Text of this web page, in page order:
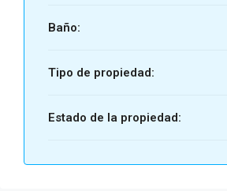
Baño:
Tipo de propiedad:
Estado de la propiedad: